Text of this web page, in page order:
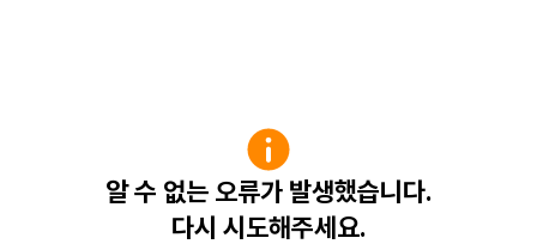
알 수 없는 오류가 발생했습니다.
다시 시도해주세요.